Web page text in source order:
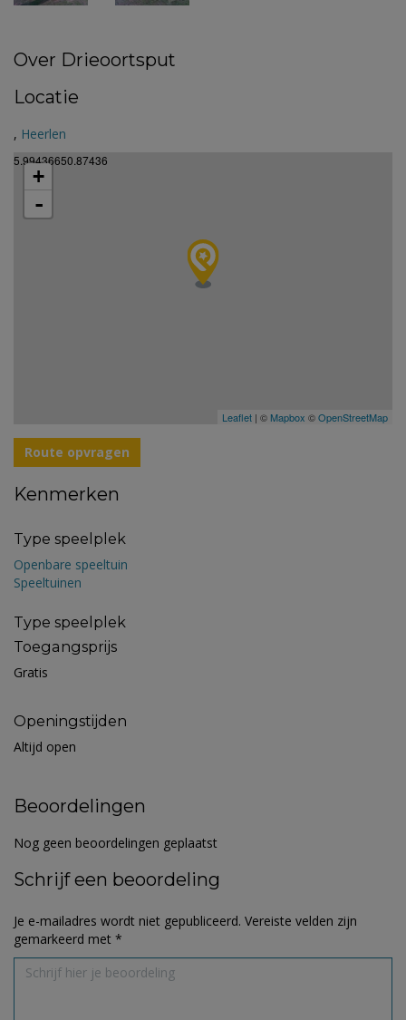
Over Drieoortsput
Locatie
, Heerlen
5.99436650.87436
+
-
Leaflet | © Mapbox ©OpenStreetMap
Route opvragen
Kenmerken
Type speelplek
Openbare speeltuin
Speeltuinen
Type speelplek
Toegangsprijs
Gratis
Openingstijden
Altijd open
Beoordelingen
Nog geen beoordelingen geplaatst
Schrijf een beoordeling
Je e-mailadres wordt niet gepubliceerd. Vereiste velden zijn
gemarkeerd met *